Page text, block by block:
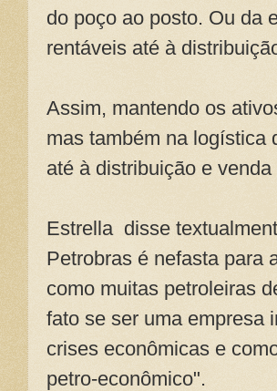
do poço ao posto. Ou da
rentáveis até à
Assim, mantendo os
mas também na logística
até à distribuição e
Estrella disse
Petrobras é nefasta para
como muitas petroleiras
fato se ser uma empresa
crises econômicas e
petro-econômico".